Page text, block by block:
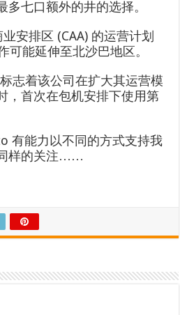
七口额外的井的选择。
安排区 (CAA) 的运营计划
可能延伸至北沙巴地区。
志着该公司在扩大其运营模
，首次在包机安排下使用第
有能力以不同的方式支持我
样的关注……